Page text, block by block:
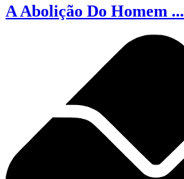
A Abolição Do Homem ...